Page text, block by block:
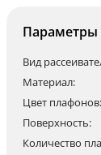
Вид
Материал:
Цвет плафонов:
Поверхность:
Количество